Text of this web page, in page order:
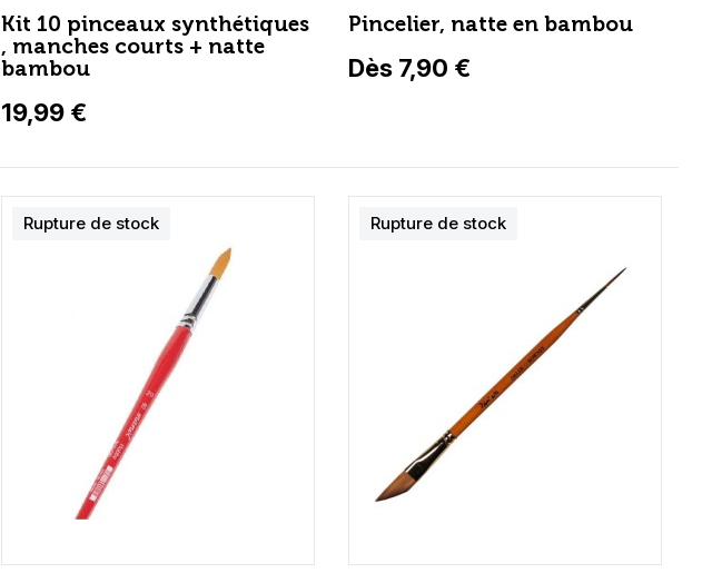
Kit 10 pinceaux synthétiques
, manches courts + natte
bambou
19,99 €
Pincelier, natte en bambou
Dès 7,90 €
Rupture de stock Rupture de stock